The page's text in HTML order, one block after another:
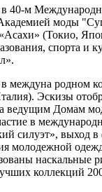
в 40-м
моды
(Токио,
спорта и
в междуна родном
Эскизы
ведущим Домам
в
силуэт», выход
молодежной
наскальные
коллекций